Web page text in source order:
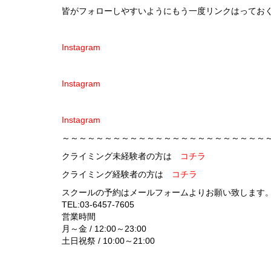
皆がフォローしやすいようにもう一度リンクはってお
Instagram
Instagram
Instagram
～～～～～～～～～～～～～～～～～～～～～～～
クライミング未経験者の方は
コチラ
クライミング経験者の方は
コチラ
スクールの予約はメールフォームよりお願い致します。
TEL:03-6457-7605
営業時間
月～金 / 12:00～23:00
土日祝祭 / 10:00～21:00